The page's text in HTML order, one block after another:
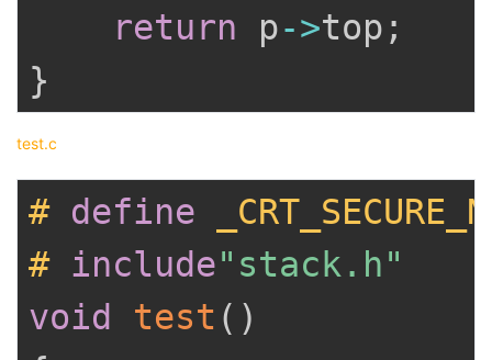
return p->top ;
}
test.c
# define
# include"stack.h"
void
test ( )